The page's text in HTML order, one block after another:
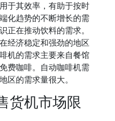
于其效率，有助于按时
化趋势的不断增长的需
正在推动饮料的需求。
经济稳定和强劲的地区
机的需求主要来自餐馆
费咖啡。自动咖啡机需
区的需求量很大。
货机市场限